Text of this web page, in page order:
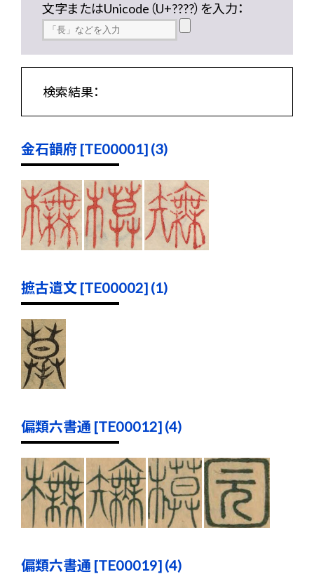
文字またはUnicode（U+????）を入力：
検索結果：
金石韻府 [TE00001] (3)
摭古遺文 [TE00002] (1)
偏類六書通 [TE00012] (4)
偏類六書通 [TE00019] (4)